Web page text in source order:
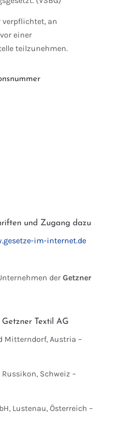
an
einer
teilzunehmen.
und Zugang dazu
im-internet.de
der Getzner
Textil AG
Mitterndorf, Austria –
Russikon, Schweiz –
Lustenau, Österreich –